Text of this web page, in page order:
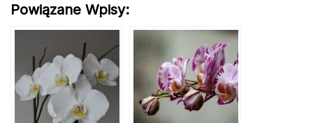
Powiązane Wpisy: